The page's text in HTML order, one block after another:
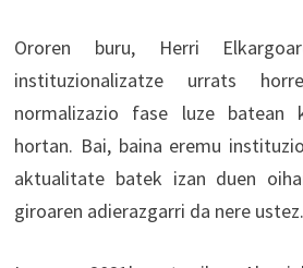
Ororen buru, Herri
instituzionalizatze urrats
normalizazio fase luze batean
hortan. Bai, baina eremu
aktualitate batek izan duen
giroaren adierazgarri da nere ustez.